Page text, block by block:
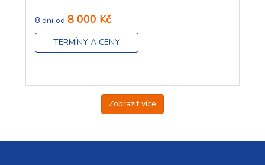
8 dní od 8 000 Kč
TERMÍNY A CENY
Zobrazit více